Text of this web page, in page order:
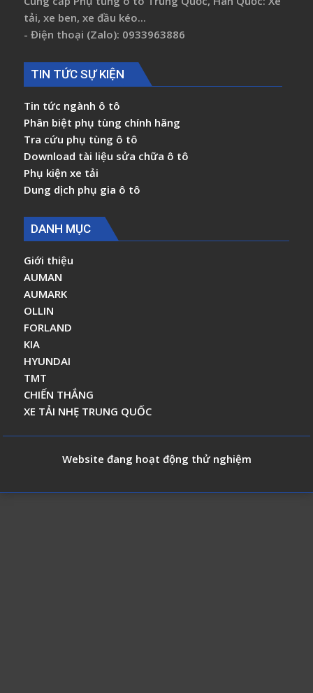
tải, xe ben, xe đầu kéo...
- Điện thoại (Zalo): 0933963886
TIN TỨC SỰ KIỆN
Tin tức ngành ô tô
Phân biệt phụ tùng chính hãng
Tra cứu phụ tùng ô tô
Download tài liệu sửa chữa ô tô
Phụ kiện xe tải
Dung dịch phụ gia ô tô
DANH MỤC
Giới thiệu
AUMAN
AUMARK
OLLIN
FORLAND
KIA
HYUNDAI
TMT
CHIẾN THẮNG
XE TẢI NHẸ TRUNG QUỐC
Website đang hoạt động thử nghiệm